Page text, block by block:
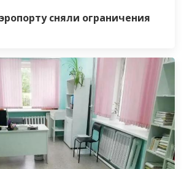
сняли ограничения